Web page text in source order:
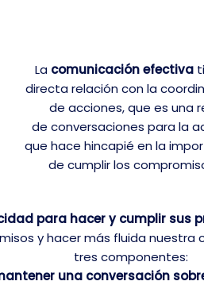
La comunicación efectiva
directa relación con la
de acciones, que es una
de conversaciones para la
que hace hincapié en la
de cumplir los
para hacer y cumplir sus
y hacer más fluida nuestra
tres componentes:
una conversación